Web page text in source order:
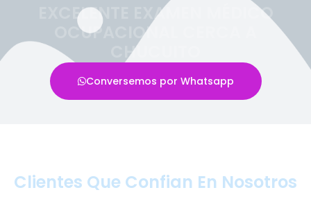
EXCELENTE EXAMEN MÉDICO
OCUPACIONAL CERCA A
CHUCUITO
Conversemos por Whatsapp
Clientes Que Confian En Nosotros